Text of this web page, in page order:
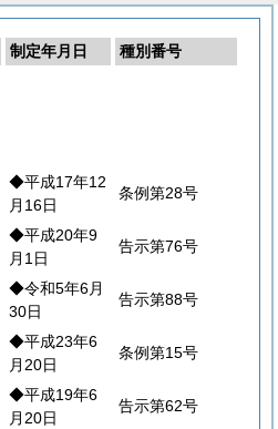
制定年月日
種別番号
◆平成17年12
月16日
条例第28号
◆平成20年9
月1日
告示第76号
◆令和5年6月
30日
告示第88号
◆平成23年6
月20日
条例第15号
◆平成19年6
月20日
告示第62号